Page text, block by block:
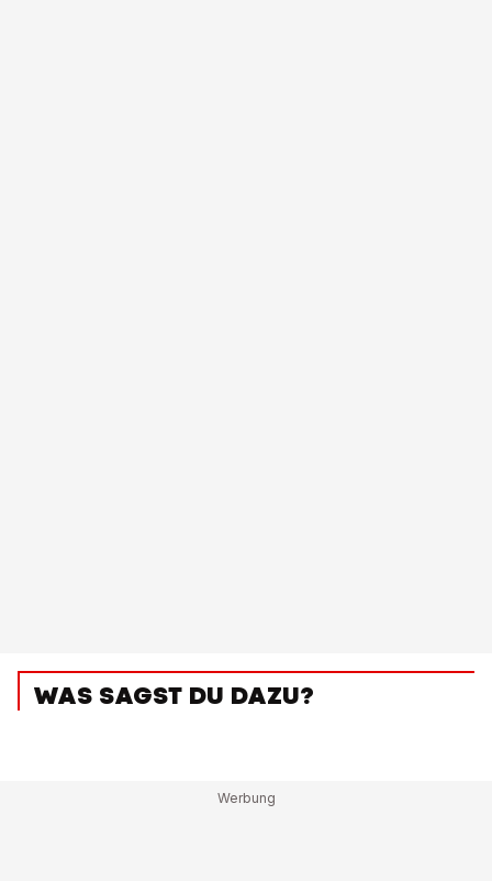
WAS SAGST DU DAZU?